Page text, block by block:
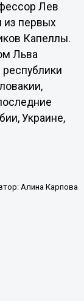
Лев
из первых
Капеллы.
Льва
Украине,
Алина Карпова